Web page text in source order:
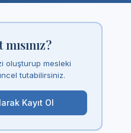
oluşturup mesleki
tutabilirsiniz.
Kayıt Ol